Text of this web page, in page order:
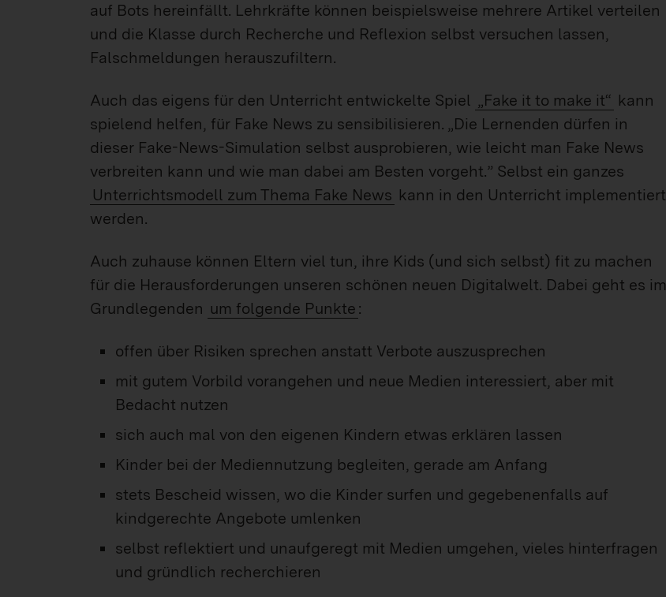
auf Bots hereinfällt. Lehrkräfte können beispielsweise mehrere Artikel verteilen
und die Klasse durch Recherche und Reflexion selbst versuchen lassen,
Falschmeldungen herauszufiltern.
Auch das eigens für den Unterricht entwickelte Spiel „Fake it to make it“ kann
spielend helfen, für Fake News zu sensibilisieren. „Die Lernenden dürfen in
dieser Fake-News-Simulation selbst ausprobieren, wie leicht man Fake News
verbreiten kann und wie man dabei am Besten vorgeht.” Selbst ein ganzes
Unterrichtsmodell zum Thema Fake News kann in den Unterricht implementiert
werden.
Auch zuhause können Eltern viel tun, ihre Kids (und sich selbst) fit zu machen
für die Herausforderungen unseren schönen neuen Digitalwelt. Dabei geht es im
Grundlegenden um folgende Punkte :
offen über Risiken sprechen anstatt Verbote auszusprechen
mit gutem Vorbild vorangehen und neue Medien interessiert, aber mit
Bedacht nutzen
sich auch mal von den eigenen Kindern etwas erklären lassen
Kinder bei der Mediennutzung begleiten, gerade am Anfang
stets Bescheid wissen, wo die Kinder surfen und gegebenenfalls auf
kindgerechte Angebote umlenken
selbst reflektiert und unaufgeregt mit Medien umgehen, vieles hinterfragen
und gründlich recherchieren